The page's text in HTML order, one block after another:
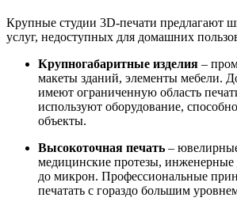
Крупные студии 3D-печати предлагают
услуг, недоступных для домашних
Крупногабаритные изделия –
макеты зданий, элементы мебели.
имеют ограниченную область
используют оборудование,
объекты.
Высокоточная печать –
медицинские протезы, инженерные
до микрон. Профессиональные
печатать с гораздо большим